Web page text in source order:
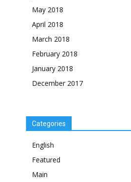
May 2018
April 2018
March 2018
February 2018
January 2018
December 2017
Categories
English
Featured
Main